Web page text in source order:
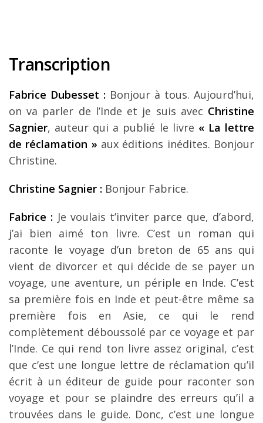
Transcription
Fabrice Dubesset : Bonjour à tous. Aujourd’hui,
on va parler de l’Inde et je suis avec Christine
Sagnier, auteur qui a publié le livre « La lettre
de réclamation » aux éditions inédites. Bonjour
Christine.
Christine Sagnier : Bonjour Fabrice.
Fabrice : Je voulais t’inviter parce que, d’abord,
j’ai bien aimé ton livre. C’est un roman qui
raconte le voyage d’un breton de 65 ans qui
vient de divorcer et qui décide de se payer un
voyage, une aventure, un périple en Inde. C’est
sa première fois en Inde et peut-être même sa
première fois en Asie, ce qui le rend
complètement déboussolé par ce voyage et par
l’Inde. Ce qui rend ton livre assez original, c’est
que c’est une longue lettre de réclamation qu’il
écrit à un éditeur de guide pour raconter son
voyage et pour se plaindre des erreurs qu’il a
trouvées dans le guide. Donc, c’est une longue